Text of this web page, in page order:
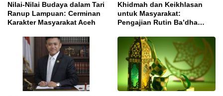
Nilai-Nilai Budaya dalam Tari
Ranup Lampuan: Cerminan
Karakter Masyarakat Aceh
Khidmah dan Keikhlasan
untuk Masyarakat:
Pengajian Rutin Ba’dha